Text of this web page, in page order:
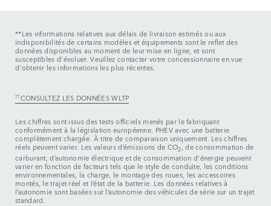
**Les informations relatives aux délais de livraison estimés ou aux
indisponibilités de certains modèles et équipements sont le reflet des
données disponibles au moment de leur mise en ligne, et sont
susceptibles d'évoluer. Veuillez contacter votre concessionnaire en vue
d'obtenir les informations les plus récentes.
††CONSULTEZ LES DONNÉES WLTP
Les chiffres sont issus des tests officiels menés par le fabriquant
conformément à la législation européenne. PHEV avec une batterie
complètement chargée. À titre de comparaison uniquement. Les chiffres
réels peuvent varier. Les valeurs d’émissions de CO2, de consommation de
carburant, d’autonomie électrique et de consommation d'énergie peuvent
varier en fonction de facteurs tels que le style de conduite, les conditions
environnementales, la charge, le montage des roues, les accessoires
montés, le trajet réel et l’état de la batterie. Les données relatives à
l’autonomie sont basées sur l’autonomie des véhicules de série sur un trajet
standard.